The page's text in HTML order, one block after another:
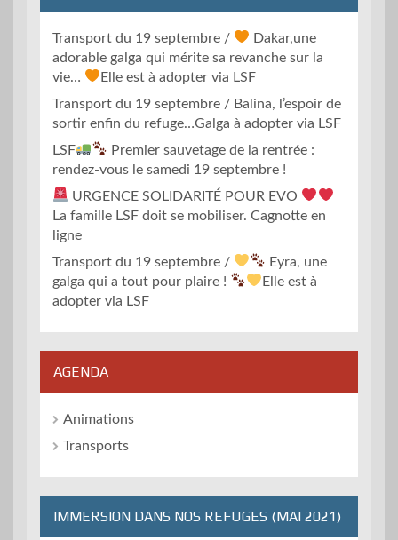
Transport du 19 septembre /
Dakar,une
adorable galga qui mérite sa revanche sur la
vie…
Elle est à adopter via LSF
Transport du 19 septembre / Balina, l’espoir de
sortir enfin du refuge…Galga à adopter via LSF
LSF
Premier sauvetage de la rentrée :
rendez-vous le samedi 19 septembre !
URGENCE SOLIDARITÉ POUR EVO
La famille LSF doit se mobiliser. Cagnotte en
ligne
Transport du 19 septembre /
Eyra, une
galga qui a tout pour plaire !
Elle est à
adopter via LSF
AGENDA
Animations
Transports
IMMERSION DANS NOS REFUGES (MAI 2021)